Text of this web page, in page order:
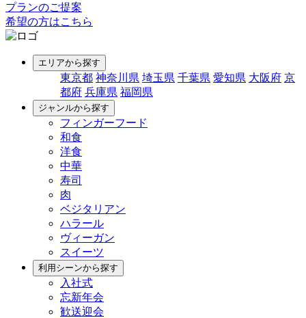
プランのご提案
希望の方はこちら
エリアから探す
東京都 神奈川県 埼玉県 千葉県 愛知県 大阪府 京
都府 兵庫県 福岡県
ジャンルから探す
フィンガーフード
和食
洋食
中華
寿司
肉
ベジタリアン
ハラール
ヴィーガン
スイーツ
利用シーンから探す
入社式
忘新年会
歓送迎会